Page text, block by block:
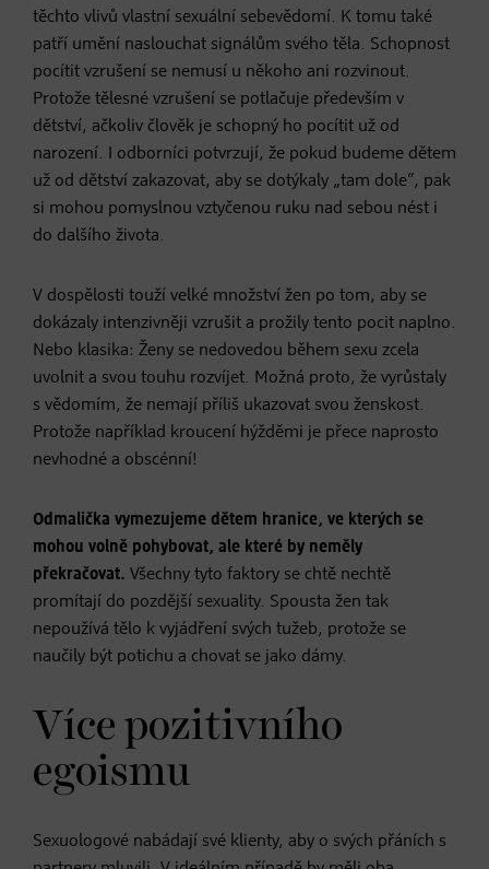
těchto vlivů vlastní sexuální sebevědomí. K tomu také
patří umění naslouchat signálům svého těla. Schopnost
pocítit vzrušení se nemusí u někoho ani rozvinout.
Protože tělesné vzrušení se potlačuje především v
dětství, ačkoliv člověk je schopný ho pocítit už od
narození. I odborníci potvrzují, že pokud budeme dětem
už od dětství zakazovat, aby se dotýkaly „tam dole“, pak
si mohou pomyslnou vztyčenou ruku nad sebou nést i
do dalšího života.
V dospělosti touží velké množství žen po tom, aby se
dokázaly intenzivněji vzrušit a prožily tento pocit naplno.
Nebo klasika: Ženy se nedovedou během sexu zcela
uvolnit a svou touhu rozvíjet. Možná proto, že vyrůstaly
s vědomím, že nemají příliš ukazovat svou ženskost.
Protože například kroucení hýžděmi je přece naprosto
nevhodné a obscénní!
Odmalička vymezujeme dětem hranice, ve kterých se
mohou volně pohybovat, ale které by neměly
překračovat. Všechny tyto faktory se chtě nechtě
promítají do pozdější sexuality. Spousta žen tak
nepoužívá tělo k vyjádření svých tužeb, protože se
naučily být potichu a chovat se jako dámy.
Více pozitivního
egoismu
Sexuologové nabádají své klienty, aby o svých přáních s